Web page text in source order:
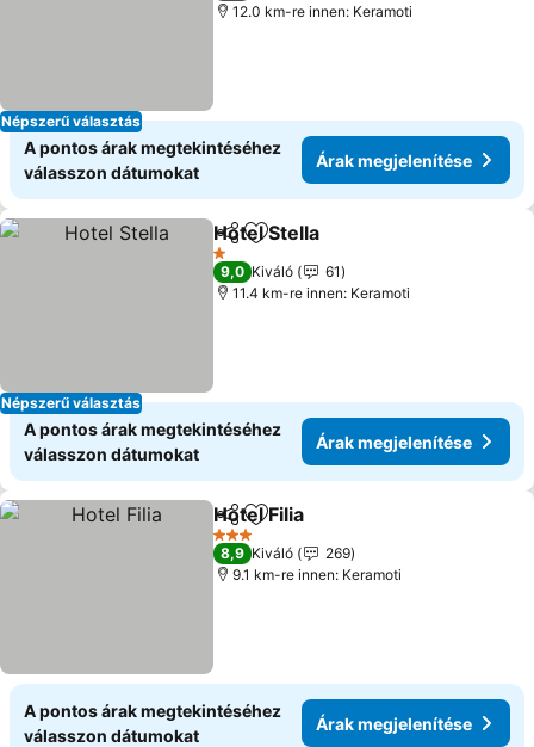
Népszerű választás
12.0 km-re innen: Keramoti
A pontos árak megtekintéséhez
válasszon dátumokat
Árak megjelenítése
Népszerű választás
Megosztás
Hozzáadás a kedvencekhez
Hotel Stella
1 Kategória
9,0 Kiváló
61
11.4 km-re innen: Keramoti
A pontos árak megtekintéséhez
válasszon dátumokat
Árak megjelenítése
Megosztás
Hozzáadás a kedvencekhez
Hotel Filia
3 Kategória
8,9 Kiváló
269
9.1 km-re innen: Keramoti
A pontos árak megtekintéséhez
válasszon dátumokat
Árak megjelenítése